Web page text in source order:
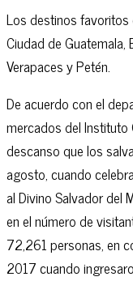
Los destinos favoritos
Ciudad de Guatemala,
Verapaces y Petén.
De acuerdo con el
mercados del Instituto
descanso que los
agosto, cuando
al Divino Salvador del
en el número de
72,261 personas, en
2017 cuando